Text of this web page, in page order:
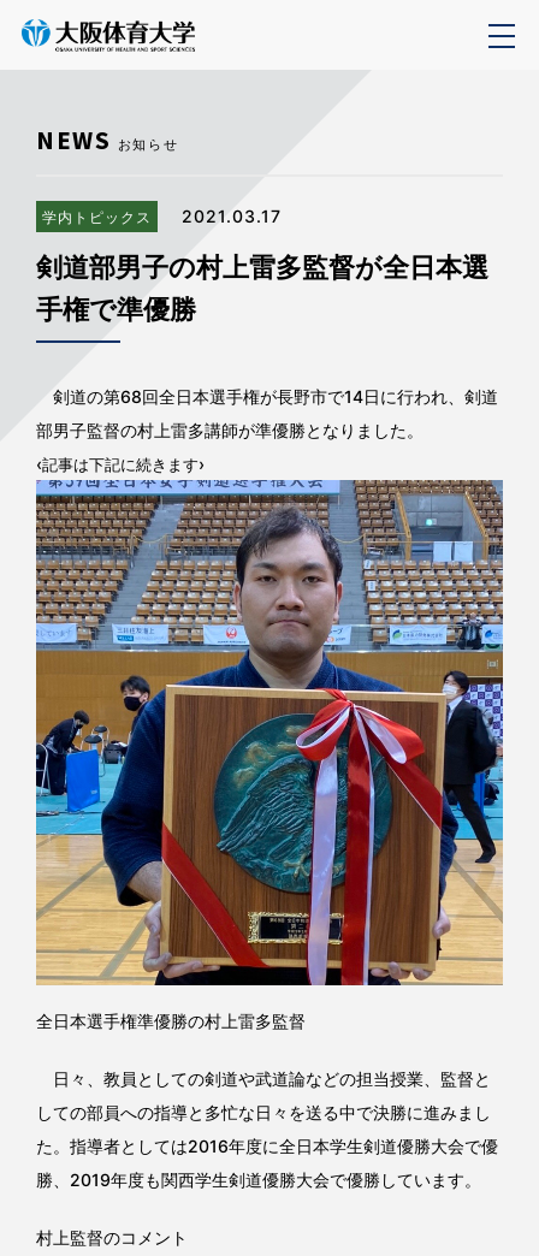
NEWS お知らせ
学内トピックス 2021.03.17
剣道部男子の村上雷多監督が全日本選
手権で準優勝
剣道の第68回全日本選手権が長野市で14日に行われ、剣道
部男子監督の村上雷多講師が準優勝となりました。
‹記事は下記に続きます›
全日本選手権準優勝の村上雷多監督
日々、教員としての剣道や武道論などの担当授業、監督と
しての部員への指導と多忙な日々を送る中で決勝に進みまし
た。指導者としては2016年度に全日本学生剣道優勝大会で優
勝、2019年度も関西学生剣道優勝大会で優勝しています。
村上監督のコメント